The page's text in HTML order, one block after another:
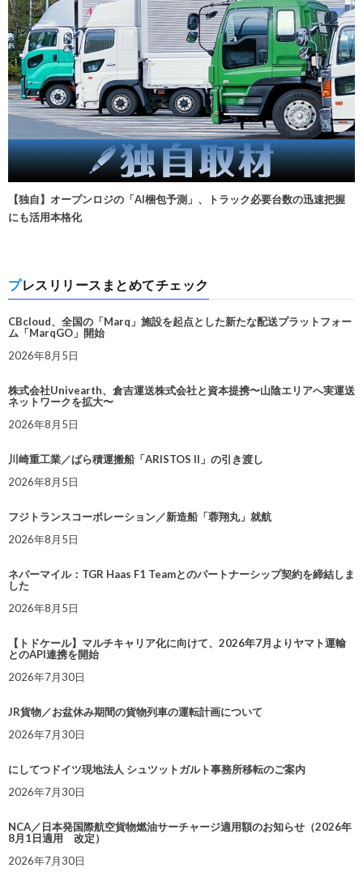
【独自】オープンロジの「AI梱包予測」、トラック必要台数の迅速把握
にも活用本格化
プレスリリースまとめてチェック
CBcloud、全国の「Marq」施設を起点とした新たな配送プラットフォー
ム「MarqGO」開始
2026年8月5日
株式会社Univearth、倉吉運送株式会社と資本提携〜山陰エリアへ実運送
ネットワークを拡大〜
2026年8月5日
川崎重工業／ばら積運搬船「ARISTOS II」の引き渡し
2026年8月5日
フジトランスコーポレーション／新造船「蓉翔丸」就航
2026年8月5日
ネバーマイル：TGR Haas F1 Teamとのパートナーシップ契約を締結しま
した
2026年8月5日
【トドケール】マルチキャリア化に向けて、2026年7月よりヤマト運輸
とのAPI連携を開始
2026年7月30日
JR貨物／お盆休み期間の貨物列車の運転計画について
2026年7月30日
にしてつドイツ現地法人 シュツットガルト事務所移転のご案内
2026年7月30日
NCA／日本発国際航空貨物燃油サーチャージ適用額のお知らせ（2026年
8月1日適用 改定）
2026年7月30日